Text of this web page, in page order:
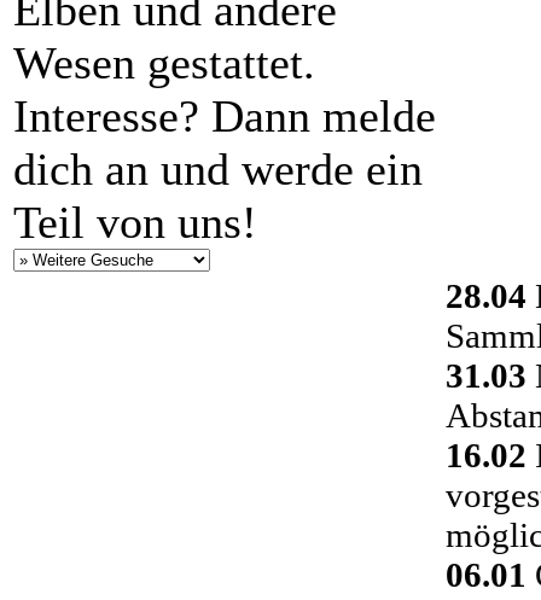
Wesen gestattet.
Interesse? Dann melde
dich an und werde ein
Teil von uns!
28.04
31.03
16.02
06.01